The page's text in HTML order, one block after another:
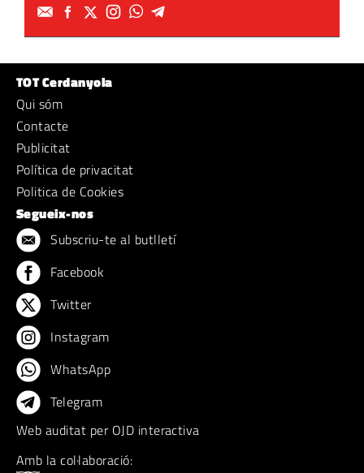
TOT Cerdanyola
Qui sóm
Contacte
Publicitat
Política de privacitat
Politica de Cookies
Segueix-nos
Subscriu-te al butlletí
Facebook
Twitter
Instagram
WhatsApp
Telegram
Web auditat per OJD interactiva
Amb la col·laboració: